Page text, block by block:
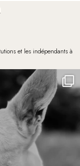
et les indépendants à